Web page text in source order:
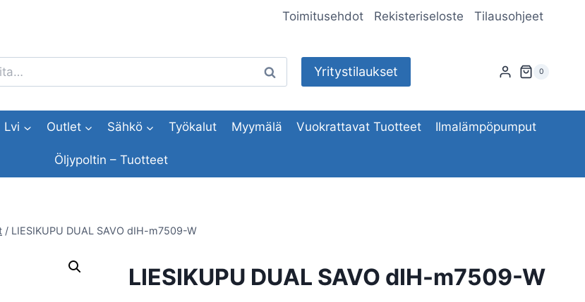
Toimitusehdot Rekisteriseloste Tilausohjeet
Haku Yritystilaukset 0
Lvi Outlet Sähkö Työkalut Myymälä Vuokrattavat Tuotteet Ilmalämpöpumput
Öljypoltin – Tuotteet
/ LIESIKUPU DUAL SAVO dIH-m7509-W
LIESIKUPU DUAL SAVO dIH-m7509-W